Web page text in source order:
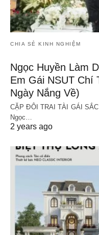
CHIA SẺ KINH NGHIỆM
Ngọc Huyền Làm
Em Gái NSUT Chí
Ngày Nắng Về)
CẶP ĐÔI TRAI TÀI GÁI
Ngọc…
2 years ago